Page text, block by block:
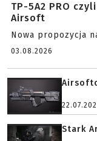
TP-5A2 PRO
Airsoft
Nowa propozycja
03.08.2026
Stark